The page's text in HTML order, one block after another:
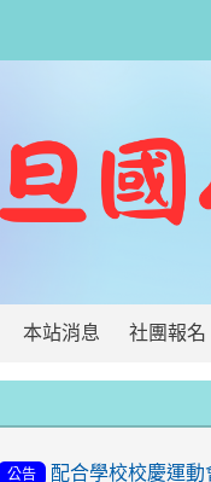
本站消息 社團報名
公告
配合學校校慶運